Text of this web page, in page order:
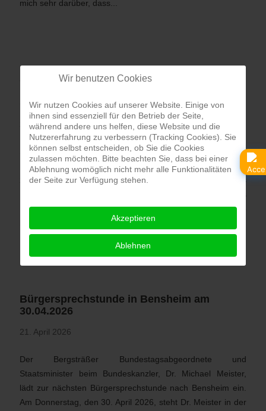
mich sehr darüber, dass...
Start der Bewerbungsphase für das
(PPP)...
22. April 2026
Start der Bewerbungsphase für das Parlamentarische
Patenschaftsprogramm (PPP) 2027/2028 Berlin - Am 4. Mai
2026 beginnt die neue Bewerbungsrunde für das
Deutschen Bundestages. Noch bis zum 4. September 2026
haben Schülerinnen und Schüler die...
Bürgersprechstunde in Bensheim am
30.04.2026
21. April 2026
Der Bergsträßer Bundestagsabgeordnete und
Staatsminister beim Bundeskanzler, Dr. Michael Meister,
lädt zur nächsten Bürgersprechstunde nach Bensheim ein.
Am Donnerstag, den 30. April 2026, steht Dr. Meister in der
Wir benutzen Cookies
Wir nutzen Cookies auf unserer Website. Einige von
ihnen sind essenziell für den Betrieb der Seite,
während andere uns helfen, diese Website und die
Nutzererfahrung zu verbessern (Tracking Cookies). Sie
können selbst entscheiden, ob Sie die Cookies
zulassen möchten. Bitte beachten Sie, dass bei einer
Ablehnung womöglich nicht mehr alle Funktionalitäten
der Seite zur Verfügung stehen.
Akzeptieren
Ablehnen